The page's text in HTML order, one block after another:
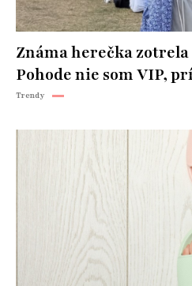
Známa herečka
Pohode nie som VIP,
Trendy